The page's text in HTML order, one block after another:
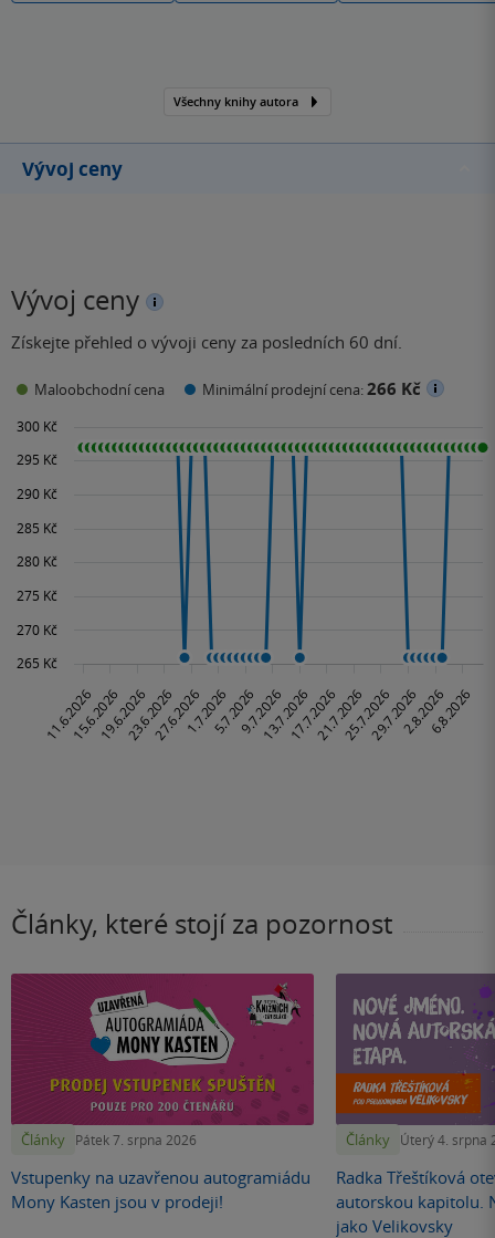
Všechny knihy autora
Vývoj ceny
Vývoj ceny
Získejte přehled o vývoji ceny za posledních 60 dní.
Maloobchodní cena Minimální prodejní cena:266 Kč
Články, které stojí za pozornost
Články Pátek 7. srpna 2026
Vstupenky na uzavřenou autogramiádu
Mony Kasten jsou v prodeji!
Články Úterý 4. srpna
Radka Třeštíková
autorskou kapitolu.
jako Velikovsky